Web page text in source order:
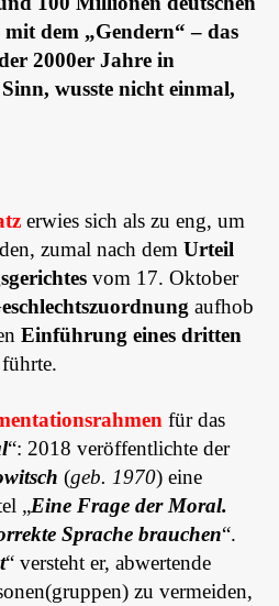
dem „Gendern“ – das
2000er Jahre in
wusste nicht einmal,
erwies sich als zu eng, um
zumal nach dem Urteil
vom 17. Oktober
aufhob
Einführung eines dritten
führte.
für das
“: 2018 veröffentlichte der
(geb. 1970) eine
„Eine Frage der Moral.
Sprache brauchen“.
“ versteht er, abwertende
zu vermeiden,